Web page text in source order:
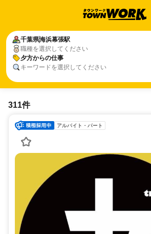
千葉県海浜幕張駅
職種を選択してください
夕方からの仕事
キーワードを選択してください
311件
アルバイト・パート